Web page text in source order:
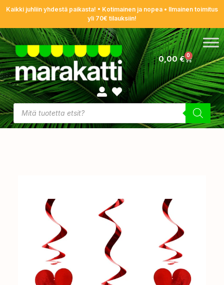
Kaikki juhliin yhdestä paikasta! • Kotimainen ja nopea • Ilmainen toimitus
yli 70€ tilauksiin!
0,00€ 0